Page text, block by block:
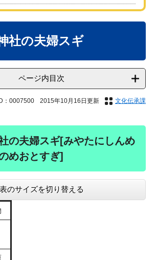
社の夫婦スギ
ページ内目次
：0007500 2015年10月16日更新 文化伝承課
の夫婦スギ[みやたにしんめ
めおとすぎ]
表のサイズを切り替える